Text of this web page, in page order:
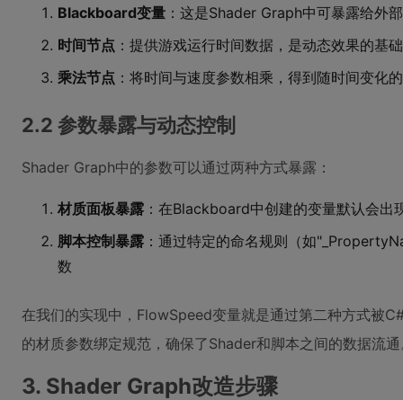
Blackboard变量 ：这是Shader Graph中可暴露给外
时间节点 ：提供游戏运行时间数据，是动态效果的基础
乘法节点 ：将时间与速度参数相乘，得到随时间变化
2.2 参数暴露与动态控制
Shader Graph中的参数可以通过两种方式暴露：
材质面板暴露 ：在Blackboard中创建的变量默认会出
脚本控制暴露 ：通过特定的命名规则（如
数
在我们的实现中，FlowSpeed变量就是通过第二种方式被
的材质参数绑定规范，确保了Shader和脚本之间的数据流
3. Shader Graph改造步骤